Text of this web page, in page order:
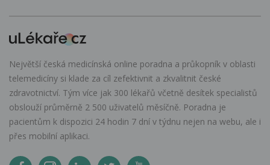
Největší česká medicínská online poradna a průkopník v oblasti
telemedicíny si klade za cíl zefektivnit a zkvalitnit české
zdravotnictví. Tým více jak 300 lékařů včetně desítek specialistů
obslouží průměrně 2 500 uživatelů měsíčně. Poradna je
pacientům k dispozici 24 hodin 7 dní v týdnu nejen na webu, ale i
přes mobilní aplikaci.